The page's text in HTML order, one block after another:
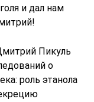
и дал нам
Пикуль
о
роль этанола